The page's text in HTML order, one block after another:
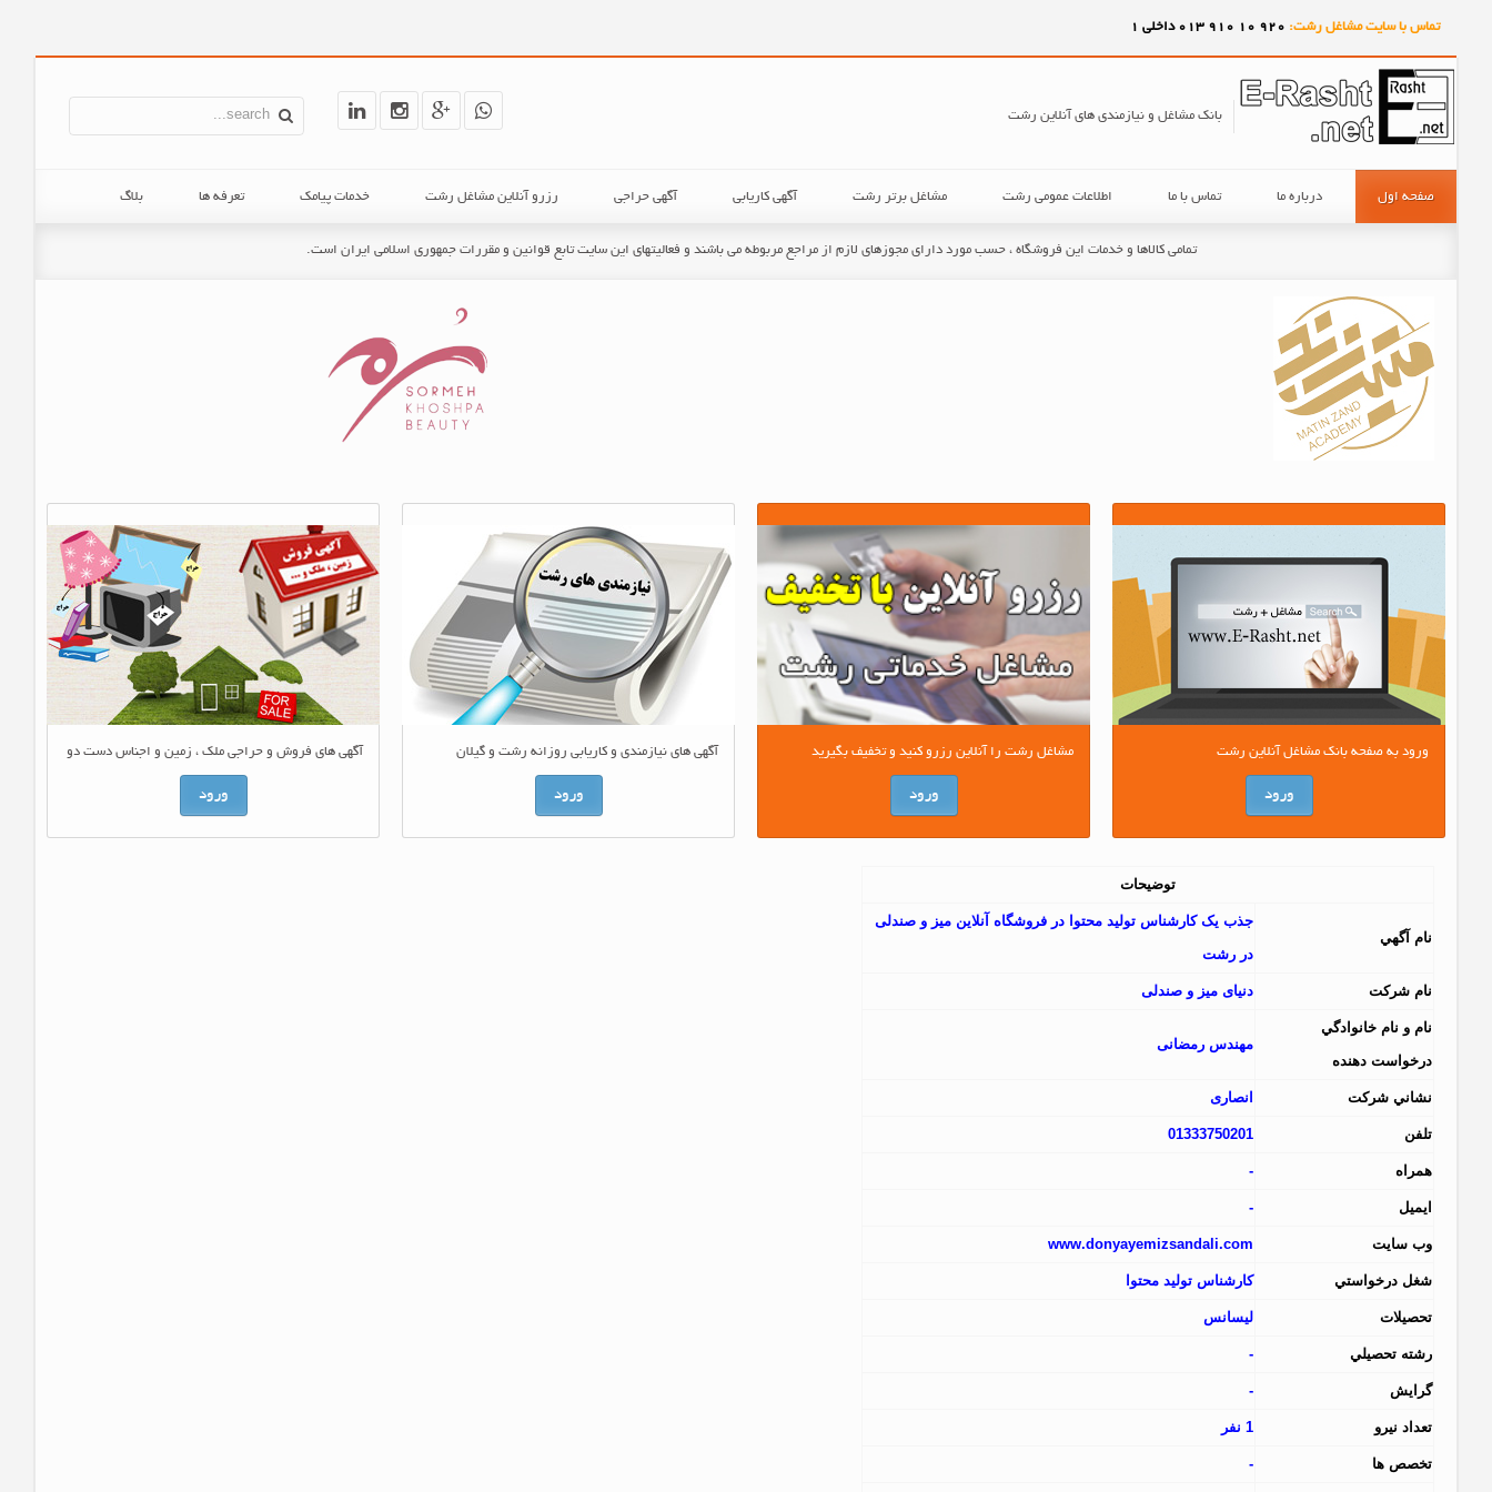
تماس با سایت مشاغل رشت: 920
10
910 013 داخلی 1
بانک مشاغل و نیازمندی های آنلاین رشت
صفحه اول درباره ما تماس با ما اطلاعات عمومی رشت مشاغل برتر رشت آگهی کاریابی آگهی حراجی رزرو آنلاین مشاغل رشت خدمات پیامک تعرفه ها بلاگ
تمامی کالاها و خدمات این فروشگاه ، حسب مورد دارای مجوزهای لازم از مراجع مربوطه می باشند و فعالیتهای این سایت تابع قوانین و مقررات جمهوری اسلامی ایران است.
ورود به صفحه بانک مشاغل آنلاین رشت
ورود
مشاغل رشت را آنلاین رزرو کنید و تخفیف بگیرید
ورود
آگهی های نیازمندی و کاریابی روزانه رشت و گیلان
ورود
آگهی های فروش و حراجی ملک ، زمین و اجناس دست دو
ورود
توضیحات
نام آگهي
جذب یک کارشناس تولید محتوا در فروشگاه آنلاین میز و صندلی
در رشت
نام شرکت دنیای میز و صندلی
نام و نام خانوادگي
درخواست دهنده
مهندس رمضانی
نشاني شرکت انصاری
تلفن 01333750201
همراه -
ايميل -
وب سايت www.donyayemizsandali.com
شغل درخواستي کارشناس تولید محتوا
تحصيلات لیسانس
رشته تحصيلي -
گرايش -
تعداد نيرو 1 نفر
تخصص ها -